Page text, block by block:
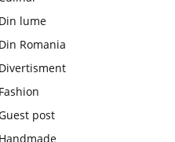
Din lume
Din Romania
Divertisment
Fashion
post
Handmade